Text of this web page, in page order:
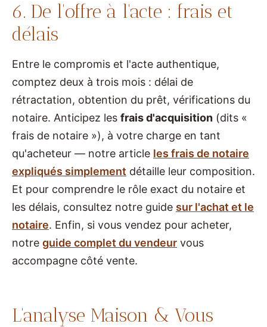
6. De l'offre à l'acte : frais et
délais
Entre le compromis et l'acte authentique,
comptez deux à trois mois : délai de
rétractation, obtention du prêt, vérifications du
notaire. Anticipez les frais d'acquisition (dits «
frais de notaire »), à votre charge en tant
qu'acheteur — notre article les frais de notaire
expliqués simplement détaille leur composition.
Et pour comprendre le rôle exact du notaire et
les délais, consultez notre guide sur l'achat et le
notaire. Enfin, si vous vendez pour acheter,
notre guide complet du vendeur vous
accompagne côté vente.
L'analyse Maison & Vous